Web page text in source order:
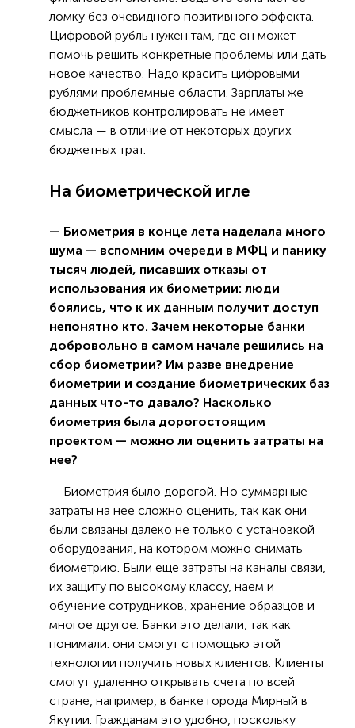
ломку без очевидного позитивного эффекта.
Цифровой рубль нужен там, где он может
помочь решить конкретные проблемы или дать
новое качество. Надо красить цифровыми
рублями проблемные области. Зарплаты же
бюджетников контролировать не имеет
смысла — в отличие от некоторых других
бюджетных трат.
На биометрической игле
— Биометрия в конце лета наделала много
шума — вспомним очереди в МФЦ и панику
тысяч людей, писавших отказы от
использования их биометрии: люди
боялись, что к их данным получит доступ
непонятно кто. Зачем некоторые банки
добровольно в самом начале решились на
сбор биометрии? Им разве внедрение
биометрии и создание биометрических баз
данных что-то давало? Насколько
биометрия была дорогостоящим
проектом — можно ли оценить затраты на
нее?
— Биометрия было дорогой. Но суммарные
затраты на нее сложно оценить, так как они
были связаны далеко не только с установкой
оборудования, на котором можно снимать
биометрию. Были еще затраты на каналы связи,
их защиту по высокому классу, наем и
обучение сотрудников, хранение образцов и
многое другое. Банки это делали, так как
понимали: они смогут с помощью этой
технологии получить новых клиентов. Клиенты
смогут удаленно открывать счета по всей
стране, например, в банке города Мирный в
Якутии. Гражданам это удобно, поскольку